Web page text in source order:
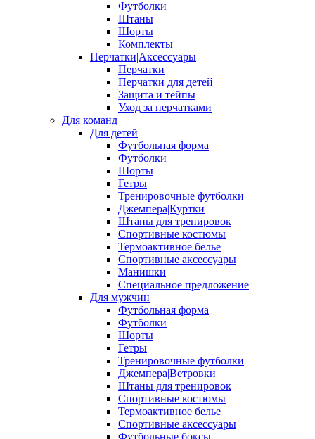
Футболки
Штаны
Шорты
Комплекты
Перчатки|Аксессуары
Перчатки
Перчатки для детей
Защита и тейпы
Уход за перчатками
Для команд
Для детей
Футбольная форма
Футболки
Шорты
Гетры
Тренировочные футболки
Джемпера|Куртки
Штаны для тренировок
Спортивные костюмы
Термоактивное белье
Спортивные аксессуары
Манишки
Специальное предложение
Для мужчин
Футбольная форма
Футболки
Шорты
Гетры
Тренировочные футболки
Джемпера|Ветровки
Штаны для тренировок
Спортивные костюмы
Термоактивное белье
Спортивные аксессуары
Футбольные боксы